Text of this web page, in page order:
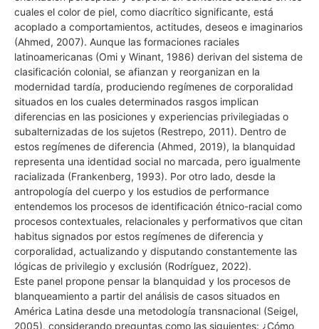
cuales el color de piel, como diacrítico significante, está
acoplado a comportamientos, actitudes, deseos e imaginarios
(Ahmed, 2007). Aunque las formaciones raciales
latinoamericanas (Omi y Winant, 1986) derivan del sistema de
clasificación colonial, se afianzan y reorganizan en la
modernidad tardía, produciendo regímenes de corporalidad
situados en los cuales determinados rasgos implican
diferencias en las posiciones y experiencias privilegiadas o
subalternizadas de los sujetos (Restrepo, 2011). Dentro de
estos regímenes de diferencia (Ahmed, 2019), la blanquidad
representa una identidad social no marcada, pero igualmente
racializada (Frankenberg, 1993). Por otro lado, desde la
antropología del cuerpo y los estudios de performance
entendemos los procesos de identificación étnico-racial como
procesos contextuales, relacionales y performativos que citan
habitus signados por estos regímenes de diferencia y
corporalidad, actualizando y disputando constantemente las
lógicas de privilegio y exclusión (Rodríguez, 2022).
Este panel propone pensar la blanquidad y los procesos de
blanqueamiento a partir del análisis de casos situados en
América Latina desde una metodología transnacional (Seigel,
2005), considerando preguntas como las siguientes: ¿Cómo